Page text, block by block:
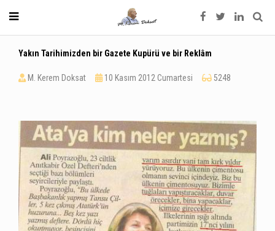
Yakın Tarihimizden bir Gazete Kupürü ve bir Reklâm
M. Kerem Doksat 10 Kasım 2012 Cumartesi 5248